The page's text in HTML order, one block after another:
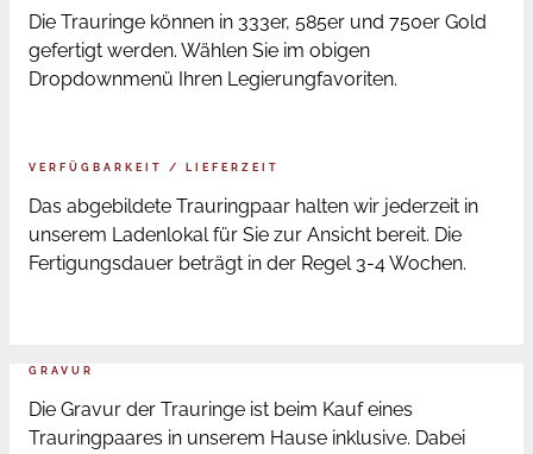
Die Trauringe können in 333er, 585er und 750er Gold
gefertigt werden. Wählen Sie im obigen
Dropdownmenü Ihren Legierungfavoriten.
VERFÜGBARKEIT / LIEFERZEIT
Das abgebildete Trauringpaar halten wir jederzeit in
unserem Ladenlokal für Sie zur Ansicht bereit. Die
Fertigungsdauer beträgt in der Regel 3-4 Wochen.
GRAVUR
Die Gravur der Trauringe ist beim Kauf eines
Trauringpaares in unserem Hause inklusive. Dabei